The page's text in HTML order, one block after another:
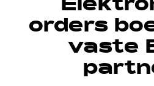
orders
vaste